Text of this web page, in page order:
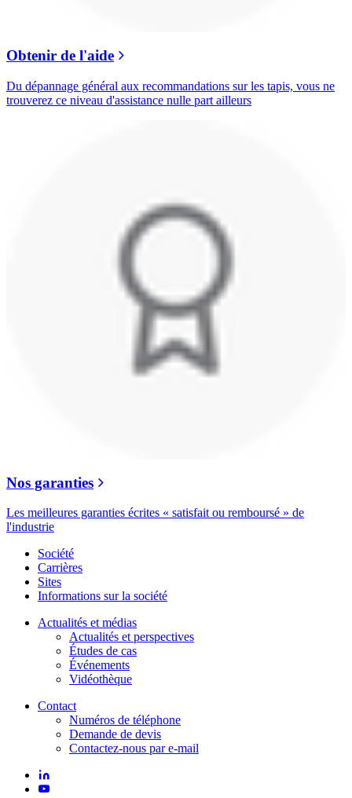
Obtenir de l'aide
Du dépannage général aux recommandations sur les tapis, vous ne
trouverez ce niveau d'assistance nulle part ailleurs
Nos garanties
Les meilleures garanties écrites « satisfait ou remboursé » de
l'industrie
Société
Carrières
Sites
Informations sur la société
Actualités et médias
Actualités et perspectives
Études de cas
Événements
Vidéothèque
Contact
Numéros de téléphone
Demande de devis
Contactez-nous par e-mail